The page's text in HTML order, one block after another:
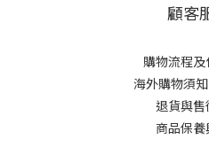
顧客
購物流程
海外購物須
退貨與售
商品保